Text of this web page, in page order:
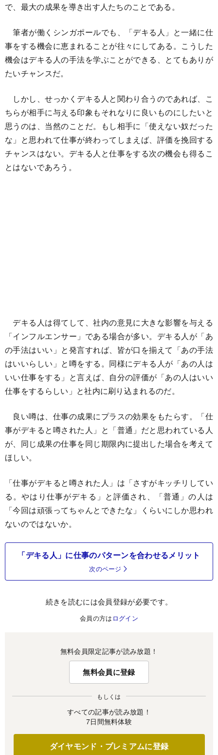
で、最大の成果を導き出す人たちのことである。
筆者が働くシンガポールでも、「デキる人」と一緒に仕
事をする機会に恵まれることが往々にしてある。こうした
機会はデキる人の手法を学ぶことができる、とてもありが
たいチャンスだ。
しかし、せっかくデキる人と関わり合うのであれば、こ
ちらが相手に与える印象もそれなりに良いものにしたいと
思うのは、当然のことだ。もし相手に「使えない奴だった
な」と思われて仕事が終わってしまえば、評価を挽回する
チャンスはない。デキる人と仕事をする次の機会も得るこ
とはないであろう。
デキる人は得てして、社内の意見に大きな影響を与える
「インフルエンサー」である場合が多い。デキる人が「あ
の手法はいい」と発言すれば、皆が口を揃えて「あの手法
はいいらしい」と噂をする。同様にデキる人が「あの人は
いい仕事をする」と言えば、自分の評価が「あの人はいい
仕事をするらしい」と社内に刷り込まれるのだ。
良い噂は、仕事の成果にプラスの効果をもたらす。「仕
事がデキると噂された人」と「普通」だと思われている人
が、同じ成果の仕事を同じ期限内に提出した場合を考えて
ほしい。
「仕事がデキると噂された人」は「さすがキッチリしてい
る。やはり仕事がデキる」と評価され、「普通」の人は
「今回は頑張ってちゃんとできたな」くらいにしか思われ
ないのではないか。
「デキる人」に仕事のパターンを合わせるメリット
次のページ
続きを読むには会員登録が必要です。
会員の方は ログイン
無料会員限定記事が読み放題！
無料会員に登録
もしくは
すべての記事が読み放題！
7日間無料体験
ダイヤモンド・プレミアムに登録